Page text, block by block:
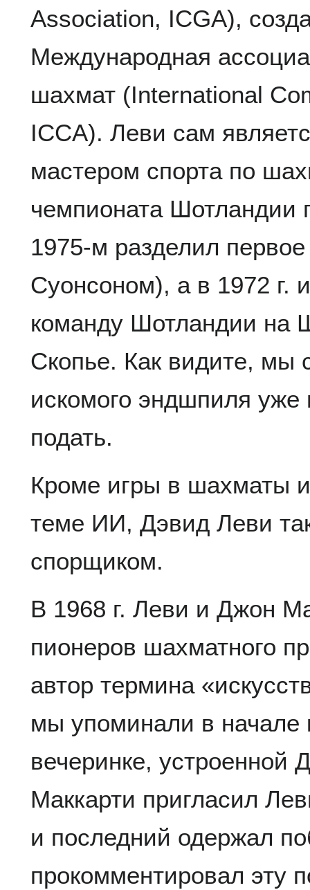
Association, ICGA),
Международная
шахмат (International
ICCA). Леви сам
мастером спорта по
чемпионата Шотландии
1975-м разделил
Суонсоном), а в 1972 г.
команду Шотландии на
Скопье. Как видите, мы
искомого эндшпиля уже
подать.
Кроме игры в шахматы и
теме ИИ, Дэвид Леви
спорщиком.
В 1968 г. Леви и Джон
пионеров шахматного
автор термина
мы упоминали в начале
вечеринке, устроенной
Маккарти пригласил
и последний одержал
прокомментировал эту